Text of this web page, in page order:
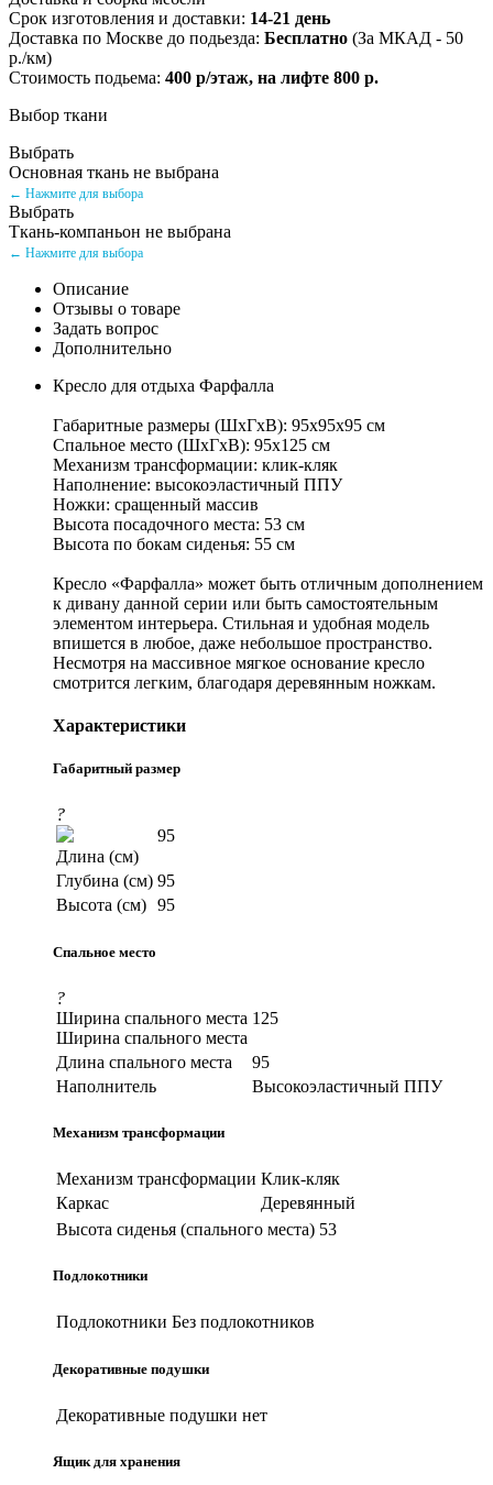
Срок изготовления и доставки: 14-21 день
Доставка по Москве до подьезда: Бесплатно (За МКАД - 50
р./км)
Стоимость подьема: 400 р/этаж, на лифте 800 р.
Выбор ткани
Выбрать
Основная ткань не выбрана
← Нажмите для выбора
Выбрать
Ткань-компаньон не выбрана
← Нажмите для выбора
Описание
Отзывы о товаре
Задать вопрос
Дополнительно
Кресло для отдыха Фарфалла
Габаритные размеры (ШхГхВ): 95х95х95 см
Спальное место (ШхГхВ): 95х125 см
Механизм трансформации: клик-кляк
Наполнение: высокоэластичный ППУ
Ножки: сращенный массив
Высота посадочного места: 53 см
Высота по бокам сиденья: 55 см
Кресло «Фарфалла» может быть отличным дополнением
к дивану данной серии или быть самостоятельным
элементом интерьера. Стильная и удобная модель
впишется в любое, даже небольшое пространство.
Несмотря на массивное мягкое основание кресло
смотрится легким, благодаря деревянным ножкам.
Характеристики
Габаритный размер
?
Длина (см)
95
Глубина (см) 95
Высота (см) 95
Спальное место
?
Ширина спального места
Ширина спального места
125
Длина спального места
95
Наполнитель
Высокоэластичный ППУ
Механизм трансформации
Механизм трансформации Клик-кляк
Каркас
Деревянный
Высота сиденья (спального места) 53
Подлокотники
Подлокотники Без подлокотников
Декоративные подушки
Декоративные подушки нет
Ящик для хранения